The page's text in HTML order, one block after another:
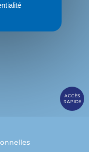
ACCÈS
RAPIDE